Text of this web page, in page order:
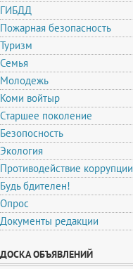
ГИБДД
Пожарная безопасность
Туризм
Семья
Молодежь
Коми войтыр
Старшее поколение
Безопосность
Экология
Противодействие коррупции
Будь бдителен!
Опрос
Документы редакции
ДОСКА ОБЪЯВЛЕНИЙ